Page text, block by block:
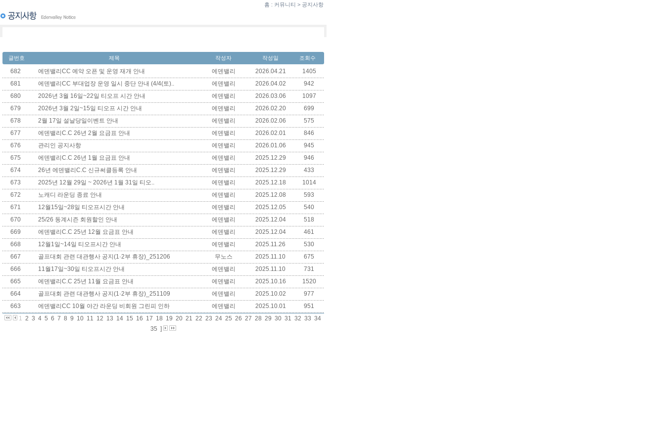
홈 : 커뮤니티 > 공지사항
글번호 제목 작성자 작성일 조회수
682 에덴밸리CC 예약 오픈 및 운영 재개 안내 에덴밸리 2026.04.21
1405
681
에덴밸리CC 부대업장 운영 일시 중단 안내 (4/4(토).. 에덴밸리 2026.04.02
942
680
2026년 3월 16일~22일 티오프 시간 안내 에덴밸리 2026.03.06
1097
679
2026년 3월 2일~15일 티오프 시간 안내 에덴밸리 2026.02.20
699
678
2월 17일 설날당일이벤트 안내 에덴밸리 2026.02.06
575
677
에덴밸리C.C 26년 2월 요금표 안내 에덴밸리 2026.02.01
846
676
관리인 공지사항 에덴밸리 2026.01.06
945
675
에덴밸리C.C 26년 1월 요금표 안내 에덴밸리 2025.12.29
946
674
26년 에덴밸리C.C 신규써클등록 안내 에덴밸리 2025.12.29
433
673
2025년 12월 29일 ~ 2026년 1월 31일 티오.. 에덴밸리 2025.12.18
1014
672
노캐디 라운딩 종료 안내 에덴밸리 2025.12.08
593
671
12월15일~28일 티오프시간 안내 에덴밸리 2025.12.05
540
670
25/26 동계시즌 회원할인 안내 에덴밸리 2025.12.04
518
669
에덴밸리C.C 25년 12월 요금표 안내 에덴밸리 2025.12.04
461
668
12월1일~14일 티오프시간 안내 에덴밸리 2025.11.26
530
667
골프대회 관련 대관행사 공지(1·2부 휴장)_251206 무노스 2025.11.10
675
666
11월17일~30일 티오프시간 안내 에덴밸리 2025.11.10
731
665
에덴밸리C.C 25년 11월 요금표 안내 에덴밸리 2025.10.16
1520
664
골프대회 관련 대관행사 공지(1·2부 휴장)_251109 에덴밸리 2025.10.02
977
663
에덴밸리CC 10월 야간 라운딩 비회원 그린피 인하 에덴밸리 2025.10.01
951
1 2 3 4 5 6 7 8 9 10 11 12 13 14 15 16 17 18 19 20 21 22 23 24 25 26 27 28 29 30 31 32 33 34
35 ]